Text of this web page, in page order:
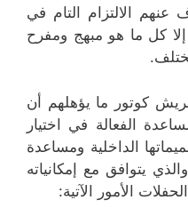
عنهم الالتزام التام في
كل ما هو مبهج ومفرح
كوتور ما يؤهلهم أن
الفعالة في اختيار
الداخلية ومساعدة
يتوافق مع إمكانياته
الأمور الآتية: